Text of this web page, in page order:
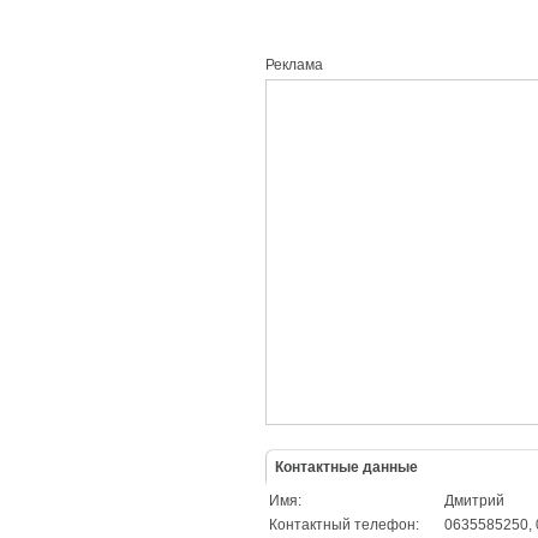
Реклама
Контактные данные
Имя:
Дмитрий
Контактный телефон:
0635585250,